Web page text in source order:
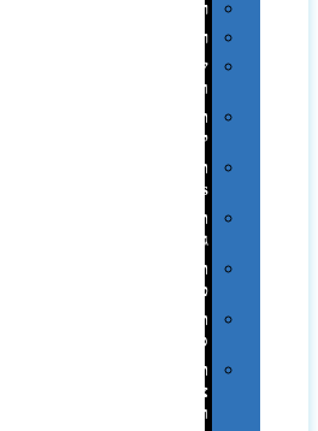
רטרו
רכב
שעונים
ומסגרות
תיקים
לכנסים
תיקי
Swiss
תיקי
תיקי
טיולים
תיקי
ספורט
תיקי
ומכתביות